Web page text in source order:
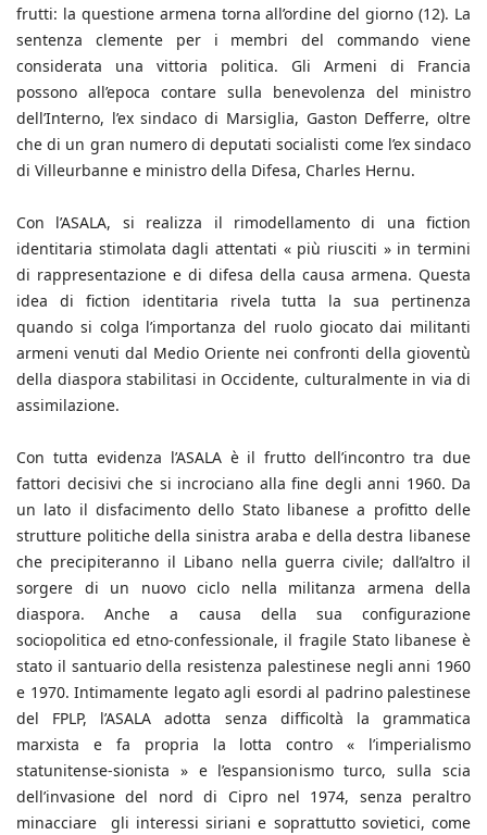
frutti: la questione armena torna all’ordine del giorno (12). La
sentenza clemente per i membri del commando viene
considerata una vittoria politica. Gli Armeni di Francia
possono all’epoca contare sulla benevolenza del ministro
dell’Interno, l’ex sindaco di Marsiglia, Gaston Defferre, oltre
che di un gran numero di deputati socialisti come l’ex sindaco
di Villeurbanne e ministro della Difesa, Charles Hernu.
Con l’ASALA, si realizza il rimodellamento di una fiction
identitaria stimolata dagli attentati « più riusciti » in termini
di rappresentazione e di difesa della causa armena. Questa
idea di fiction identitaria rivela tutta la sua pertinenza
quando si colga l’importanza del ruolo giocato dai militanti
armeni venuti dal Medio Oriente nei confronti della gioventù
della diaspora stabilitasi in Occidente, culturalmente in via di
assimilazione.
Con tutta evidenza l’ASALA è il frutto dell’incontro tra due
fattori decisivi che si incrociano alla fine degli anni 1960. Da
un lato il disfacimento dello Stato libanese a profitto delle
strutture politiche della sinistra araba e della destra libanese
che precipiteranno il Libano nella guerra civile; dall’altro il
sorgere di un nuovo ciclo nella militanza armena della
diaspora. Anche a causa della sua configurazione
sociopolitica ed etno-confessionale, il fragile Stato libanese è
stato il santuario della resistenza palestinese negli anni 1960
e 1970. Intimamente legato agli esordi al padrino palestinese
del FPLP, l’ASALA adotta senza difficoltà la grammatica
marxista e fa propria la lotta contro « l’imperialismo
statunitense-sionista » e l’espansionismo turco, sulla scia
dell’invasione del nord di Cipro nel 1974, senza peraltro
minacciare gli interessi siriani e soprattutto sovietici, come